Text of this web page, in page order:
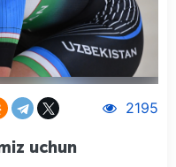
2195
uchun